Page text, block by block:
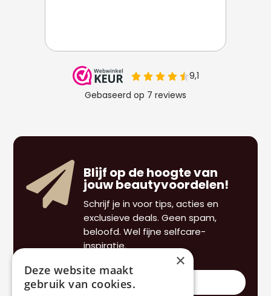
 Blijf op de hoogte van
jouw beautyvoordelen!
Schrijf je in voor tips, acties en
exclusieve deals. Geen spam,
beloofd. Wel fijne selfcare-
inspiratie.
Vul hier je e-mail in*
×
Deze website maakt
gebruik van cookies.